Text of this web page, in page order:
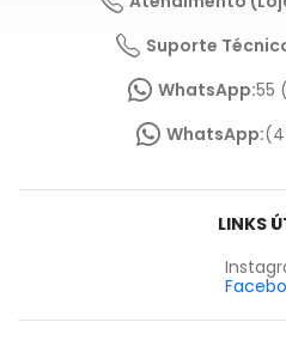
Suporte
WhatsApp:55
WhatsApp:
LINKS